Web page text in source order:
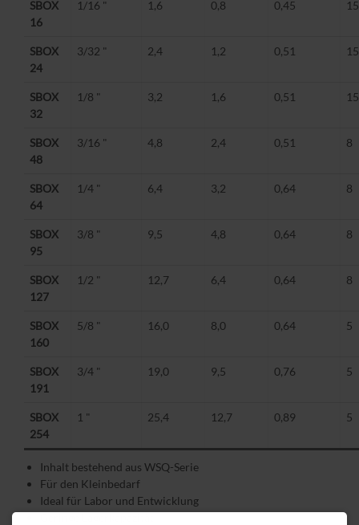
SBOX
16
1/16 " 1,6 0,8 0,45 15
SBOX
24
3/32 " 2,4 1,2 0,51 15
SBOX
32
1/8 " 3,2 1,6 0,51 15
SBOX
48
3/16 " 4,8 2,4 0,51 8
SBOX
64
1/4 " 6,4 3,2 0,64 8
SBOX
95
3/8 " 9,5 4,8 0,64 8
SBOX
127
1/2 " 12,7 6,4 0,64 8
SBOX
160
5/8 " 16,0 8,0 0,64 5
SBOX
191
3/4 " 19,0 9,5 0,76 5
SBOX
254
1 " 25,4 12,7 0,89 5
Inhalt bestehend aus WSQ-Serie
Für den Kleinbedarf
Ideal für Labor und Entwicklung